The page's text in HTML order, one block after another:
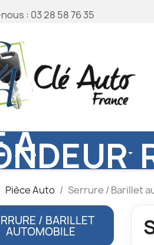
: 03 28 58 76 35
À
Pièce Auto Serrure / Barillet
/ BARILLET
AUTOMOBILE